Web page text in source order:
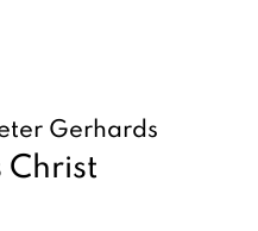
Gerhards
Christ